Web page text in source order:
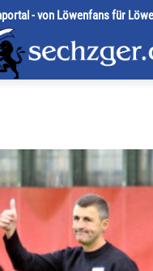
- von Löwenfans für